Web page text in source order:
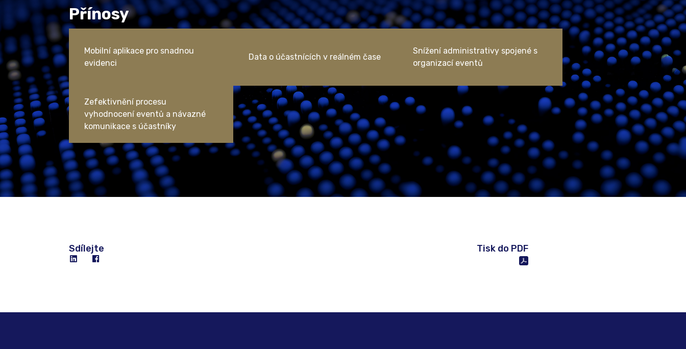
Přínosy
Mobilní aplikace pro snadnou
evidenci
Data o účastnících v reálném čase
Snížení administrativy spojené s
organizací eventů
Zefektivnění procesu
vyhodnocení eventů a návazné
komunikace s účastníky
Sdílejte Tisk do PDF